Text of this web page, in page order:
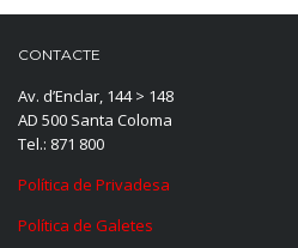
CONTACTE
Av. d’Enclar, 144 > 148
AD 500 Santa Coloma
Tel.: 871 800
Política de Privadesa
Política de Galetes